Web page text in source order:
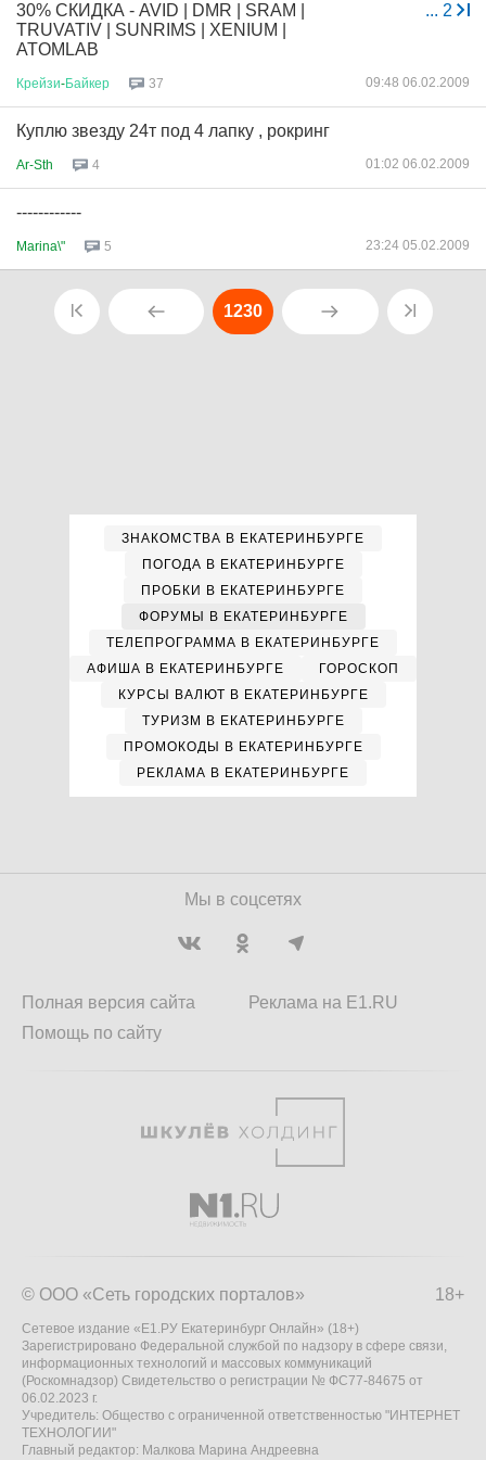
... 2
30% СКИДКА - AVID | DMR | SRAM |
TRUVATIV | SUNRIMS | XENIUM |
ATOMLAB
Крейзи-Байкер 37 09:48 06.02.2009
Куплю звезду 24т под 4 лапку , рокринг
Ar-Sth 4 01:02 06.02.2009
------------
Marina\" 5 23:24 05.02.2009
1230
ЗНАКОМСТВА В ЕКАТЕРИНБУРГЕ
ПОГОДА В ЕКАТЕРИНБУРГЕ
ПРОБКИ В ЕКАТЕРИНБУРГЕ
ФОРУМЫ В ЕКАТЕРИНБУРГЕ
ТЕЛЕПРОГРАММА В ЕКАТЕРИНБУРГЕ
АФИША В ЕКАТЕРИНБУРГЕ
ГОРОСКОП
КУРСЫ ВАЛЮТ В ЕКАТЕРИНБУРГЕ
ТУРИЗМ В ЕКАТЕРИНБУРГЕ
ПРОМОКОДЫ В ЕКАТЕРИНБУРГЕ
РЕКЛАМА В ЕКАТЕРИНБУРГЕ
Мы в соцсетях
Полная версия сайта
Помощь по сайту
Реклама на E1.RU
18+
© ООО «Сеть городских порталов»
Сетевое издание «Е1.РУ Екатеринбург Онлайн» (18+)
Зарегистрировано Федеральной службой по надзору в сфере связи,
информационных технологий и массовых коммуникаций
(Роскомнадзор) Свидетельство о регистрации № ФС77-84675 от
06.02.2023 г.
Учредитель: Общество с ограниченной ответственностью "ИНТЕРНЕТ
ТЕХНОЛОГИИ"
Главный редактор: Малкова Марина Андреевна